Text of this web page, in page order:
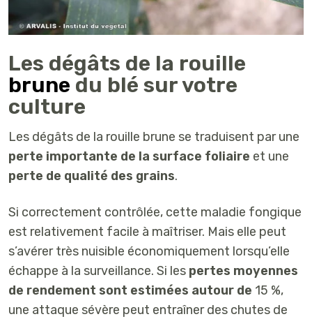
Les dégâts de la rouille
brune du blé sur votre
culture
Les dégâts de la rouille brune se traduisent par une
perte importante de la surface foliaire et une
perte de qualité des grains.
Si correctement contrôlée, cette maladie fongique
est relativement facile à maîtriser. Mais elle peut
s’avérer très nuisible économiquement lorsqu’elle
échappe à la surveillance. Si les pertes moyennes
de rendement sont estimées autour de 15 %,
une attaque sévère peut entraîner des chutes de